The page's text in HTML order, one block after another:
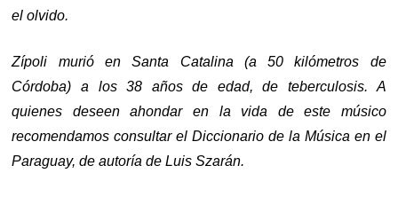
el olvido.
Zípoli murió en Santa Catalina (a 50 kilómetros de
Córdoba) a los 38 años de edad, de teberculosis. A
quienes deseen ahondar en la vida de este músico
recomendamos consultar el Diccionario de la Música en el
Paraguay, de autoría de Luis Szarán.